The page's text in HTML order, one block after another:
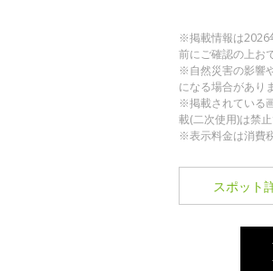
※掲載情報は2026
前にご確認の上お
※自然災害の影響
になる場合があり
※掲載されている
載(二次使用)は禁止
※表示料金は消費
スポット